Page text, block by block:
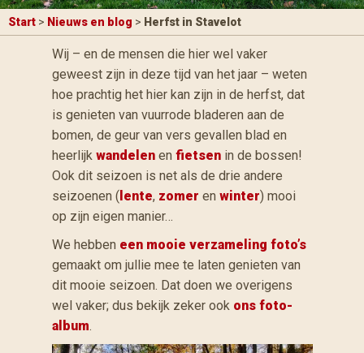
Start > Nieuws en blog > Herfst in Stavelot
Wij – en de mensen die hier wel vaker
geweest zijn in deze tijd van het jaar – weten
hoe prachtig het hier kan zijn in de herfst, dat
is genieten van vuurrode bladeren aan de
bomen, de geur van vers gevallen blad en
heerlijk wandelenen fietsenin de bossen!
Ook dit seizoen is net als de drie andere
seizoenen (lente, zomer en winter) mooi
op zijn eigen manier…
We hebben een mooie verzameling foto’s
gemaakt om jullie mee te laten genieten van
dit mooie seizoen. Dat doen we overigens
wel vaker; dus bekijk zeker ook ons foto-
album.